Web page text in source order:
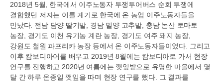
2018년 5월, 한국에서 이주노동자 투쟁투어버스 순회 투쟁에
결합했던 저자는 이를 계기로 한국에 온 농업 이주노동자들을
만났다. 전남 담양 딸기밭, 경남 밀양 고추밭, 충남 논산 토마토
농장, 경기도 이천 유기농 계란 농장, 경기도 여주 돼지 농장,
강원도 철원 파프리카 농장 등에서 온 이주노동자들이었다. 그리고
이후 캄보디아어를 배우고 2019년8월에는 캄보디아로 가서 현장
연구를 진행하고 2020년 여름에는 깻잎밭으로 유명한 마을에서 몇
달 간 하루 온종일 깻잎을 따며 현장 연구를 했다. 그 결과를